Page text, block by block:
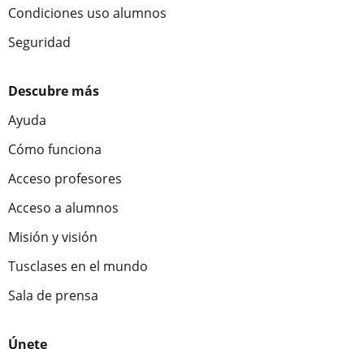
Condiciones uso alumnos
Seguridad
Descubre más
Ayuda
Cómo funciona
Acceso profesores
Acceso a alumnos
Misión y visión
Tusclases en el mundo
Sala de prensa
Únete